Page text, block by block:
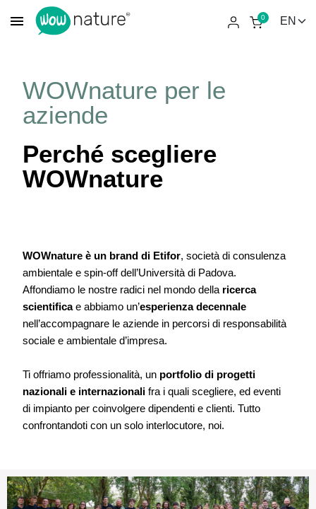
menu 0
WOWnature per le
aziende
Perché scegliere
WOWnature
WOWnature è un brand di Etifor, società di consulenza
ambientale e spin-off dell’Università di Padova.
Affondiamo le nostre radici nel mondo della ricerca
scientificae abbiamo un’esperienza decennale
nell’accompagnare le aziende in percorsi di responsabilità
sociale e ambientale d’impresa.
Ti offriamo professionalità, un portfolio di progetti
nazionali e internazionali fra i quali scegliere, ed eventi
di impianto per coinvolgere dipendenti e clienti. Tutto
confrontandoti con un solo interlocutore, noi.